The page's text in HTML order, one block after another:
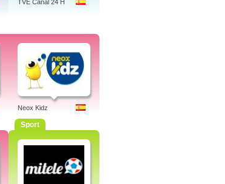
TVE Canal 24 H
Neox Kidz
Sport